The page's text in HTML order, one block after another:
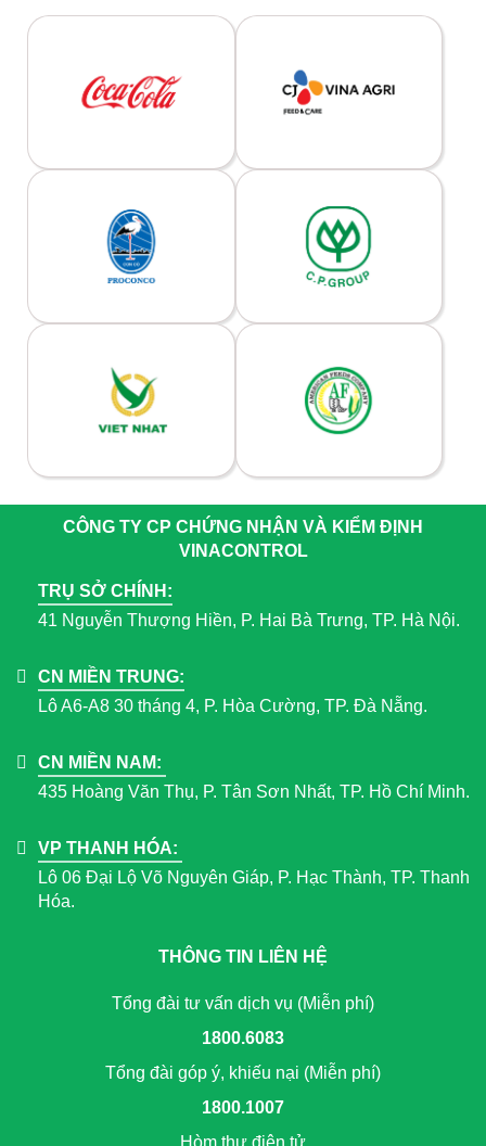
CÔNG TY CP CHỨNG NHẬN VÀ KIỂM ĐỊNH
VINACONTROL
TRỤ SỞ CHÍNH:
41 Nguyễn Thượng Hiền, P. Hai Bà Trưng, TP. Hà Nội.
CN MIỀN TRUNG:
Lô A6-A8 30 tháng 4, P. Hòa Cường, TP. Đà Nẵng.
CN MIỀN NAM:
435 Hoàng Văn Thụ, P. Tân Sơn Nhất, TP. Hồ Chí Minh.
VP THANH HÓA:
Lô 06 Đại Lộ Võ Nguyên Giáp, P. Hạc Thành, TP. Thanh
Hóa.
THÔNG TIN LIÊN HỆ
Tổng đài tư vấn dịch vụ (Miễn phí)
1800.6083
Tổng đài góp ý, khiếu nại (Miễn phí)
1800.1007
Hòm thư điện tử